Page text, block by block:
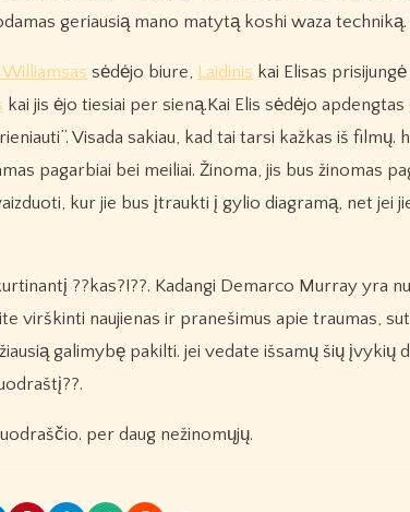
geriausią mano matytą koshi waza techniką.
Williamsas sėdėjo biure, Laidinis kai Elisas
kai jis ėjo tiesiai per sieną.Kai Elis sėdėjo
Visada sakiau, kad tai tarsi kažkas iš filmų.
pagarbiai bei meiliai. Žinoma, jis bus žinomas
kur jie bus įtraukti į gylio diagramą, net jei
??kas?!??. Kadangi Demarco Murray yra
virškinti naujienas ir pranešimus apie traumas,
galimybę pakilti. jei vedate išsamų šių įvykių
per daug nežinomųjų.